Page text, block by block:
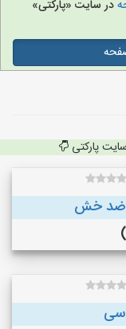
در سایت «پارکتی»
پارکتی
ضد خش